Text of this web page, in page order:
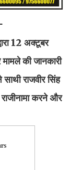
12 अक्टूबर
की जानकारी
राजवीर सिंह
करने और